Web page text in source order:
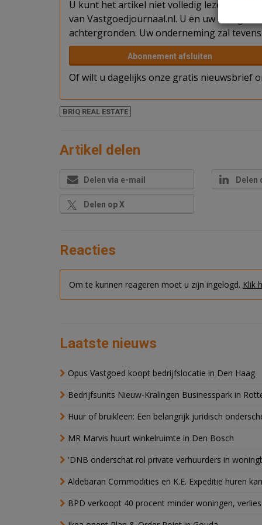
U kunt het artikel niet volledig lezen
van Vastgoedjournaal.nl. U en uw
achtergronden. Uw onderneming zal
Abonnement afsluiten
Of wilt u dagelijks onze gratis nieuwsbrief
BRIQ REAL ESTATE
Artikel delen
Delen via e-mail Delen
Delen op X
Reacties
Om te kunnen reageren moet u zijn ingelogd. Klik
Laatste nieuws
Opus Vastgoed koopt bedrijfslocatie in Den Haag
Bedrijfsunits Nieuw-Kralingen Businesspark in
Huur of bruikleen: Een belangrijk juridisch
MR Marvis huurt winkelruimte in Den Bosch
'DNB onderschat rol private verhuurders in
Aldebaran Commodities en K.E. Expeditie huren
BPD verkoopt 40 procent minder woningen,